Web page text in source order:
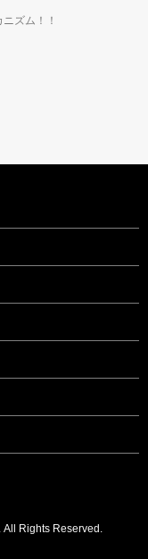
ズム！！
All Rights Reserved.